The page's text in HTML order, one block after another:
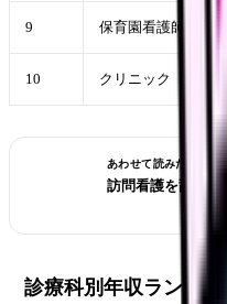
9 保育園看護師
10 クリニック
あわせて読みたい
訪問看護を辞めた
診療科別年収ランキ